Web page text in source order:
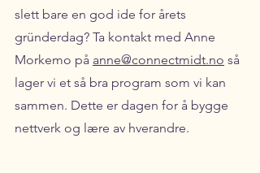
slett bare en god ide for årets
gründerdag? Ta kontakt med Anne
Morkemo på anne@connectmidt.no så
lager vi et så bra program som vi kan
sammen. Dette er dagen for å bygge
nettverk og lære av hverandre.